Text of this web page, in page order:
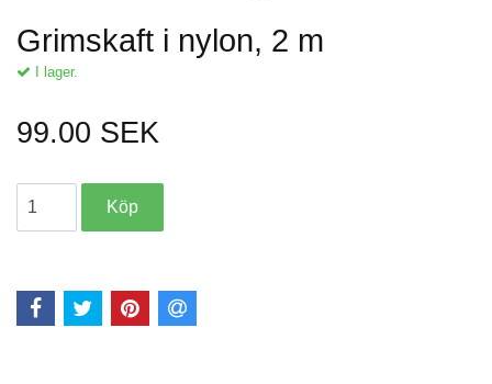
Grimskaft i nylon, 2 m
I lager.
99.00 SEK